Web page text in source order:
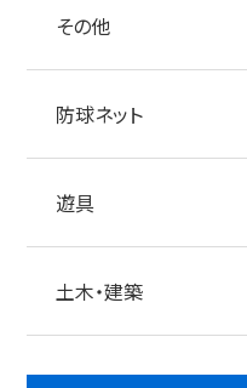
その他
防球ネット
遊具
土木・建築